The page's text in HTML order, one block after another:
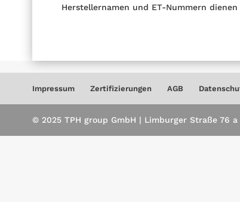
Herstellernamen und ET-Nummern dienen
Impressum Zertifizierungen AGB
© 2025 TPH group GmbH | Limburger Straße 76